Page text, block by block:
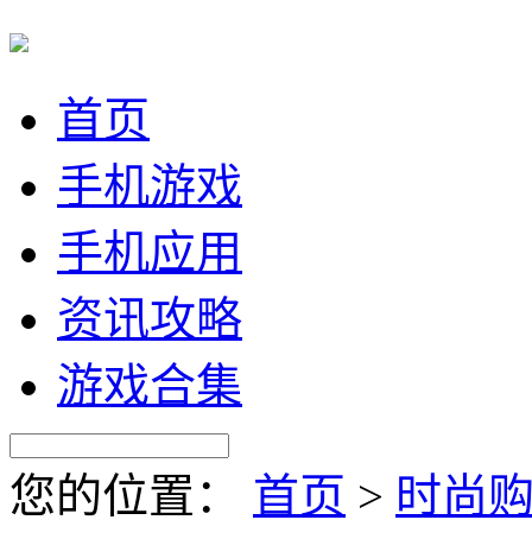
首页
手机游戏
手机应用
资讯攻略
游戏合集
您的位置： 首页 > 时尚